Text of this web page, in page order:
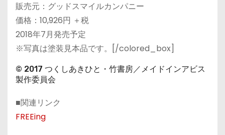
販売元：グッドスマイルカンパニー
価格：10,926円 ＋税
2018年7月発売予定
※写真は塗装見本品です。[/colored_box]
© 2017 つくしあきひと・竹書房／メイドインアビス
製作委員会
■関連リンク
FREEing